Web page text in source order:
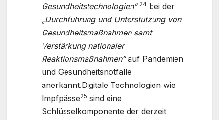
Gesundheitstechnologien“ 24 bei der
„Durchführung und Unterstützung von
Gesundheitsmaßnahmen samt
Verstärkung nationaler
Reaktionsmaßnahmen“auf Pandemien
und Gesundheitsnotfälle
anerkannt.Digitale Technologien wie
Impfpässe25 sind eine
Schlüsselkomponente der derzeit